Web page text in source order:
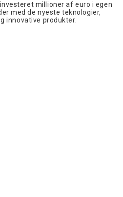
millioner af euro i egen
med de nyeste teknologier,
innovative produkter.